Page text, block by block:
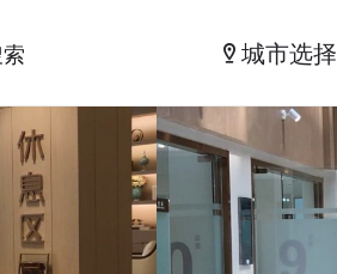
城市选择